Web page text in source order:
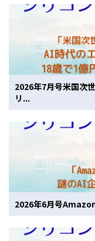
2026年7月号米国次
リ...
2026年6月号